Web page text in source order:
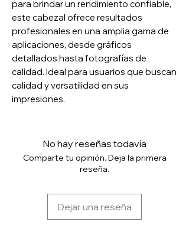
para brindar un rendimiento confiable,
este cabezal ofrece resultados
profesionales en una amplia gama de
aplicaciones, desde gráficos
detallados hasta fotografías de
calidad. Ideal para usuarios que buscan
calidad y versatilidad en sus
impresiones.
No hay reseñas todavía
Comparte tu opinión. Deja la primera
reseña.
Dejar una reseña